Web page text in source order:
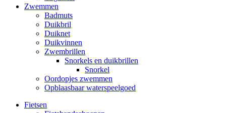
Zwemmen
Badmuts
Duikbril
Duiknet
Duikvinnen
Zwembrillen
Snorkels en duikbrillen
Snorkel
Oordopjes zwemmen
Opblaasbaar waterspeelgoed
Fietsen